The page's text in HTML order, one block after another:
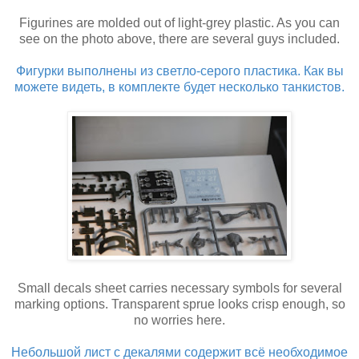
Figurines are molded out of light-grey plastic. As you can
see on the photo above, there are several guys included.
Фигурки выполнены из светло-серого пластика. Как вы
можете видеть, в комплекте будет несколько танкистов.
Small decals sheet carries necessary symbols for several
marking options. Transparent sprue looks crisp enough, so
no worries here.
Небольшой лист с декалями содержит всё необходимое